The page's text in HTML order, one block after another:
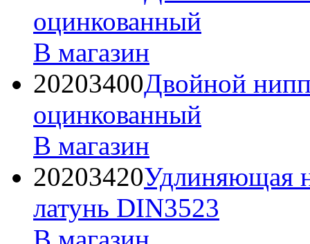
оцинкованный
В магазин
20203400Двойной
оцинкованный
В магазин
20203420Удлиняющая
латунь DIN3523